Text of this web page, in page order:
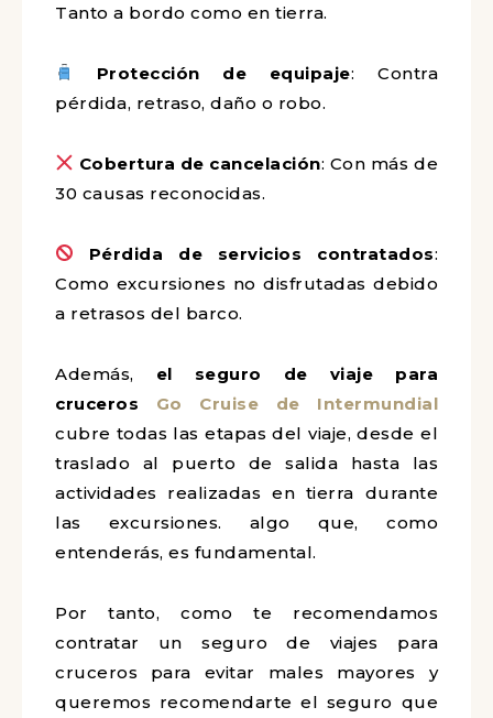
Tanto a bordo como en tierra.
Protección de equipaje: Contra
pérdida, retraso, daño o robo.
Cobertura de cancelación: Con más de
30 causas reconocidas.
Pérdida de servicios contratados:
Como excursiones no disfrutadas debido
a retrasos del barco.
Además, el seguro de viaje para
cruceros Go Cruise de Intermundial
cubre todas las etapas del viaje, desde el
traslado al puerto de salida hasta las
actividades realizadas en tierra durante
las excursiones. algo que, como
entenderás, es fundamental.
Por tanto, como te recomendamos
contratar un seguro de viajes para
cruceros para evitar males mayores y
queremos recomendarte el seguro que